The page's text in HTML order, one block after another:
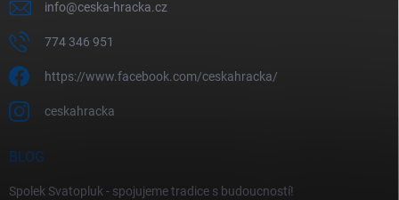
info@ceska-hracka.cz
774 346 951
https://www.facebook.com/ceskahracka/
ceskahracka
BLOG
Spolek Svatopluk - spojujeme tradice s budoucností!